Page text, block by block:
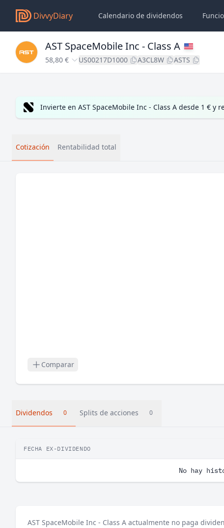
DivvyDiary Calendario de dividendos
AST SpaceMobile Inc - Class A
58,80 € US00217D1000 A3CL8W ASTS
Invierte en AST SpaceMobile Inc - Class A desde 1 €
Cotización Rentabilidad total
Comparar
Dividendos 0 Splits de acciones 0
FECHA EX-DIVIDENDO
No hay
AST SpaceMobile Inc - Class A actualmente no paga